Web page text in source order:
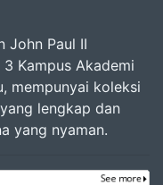
John Paul II
Kampus Akademi
mempunyai koleksi
lengkap dan
yang nyaman.